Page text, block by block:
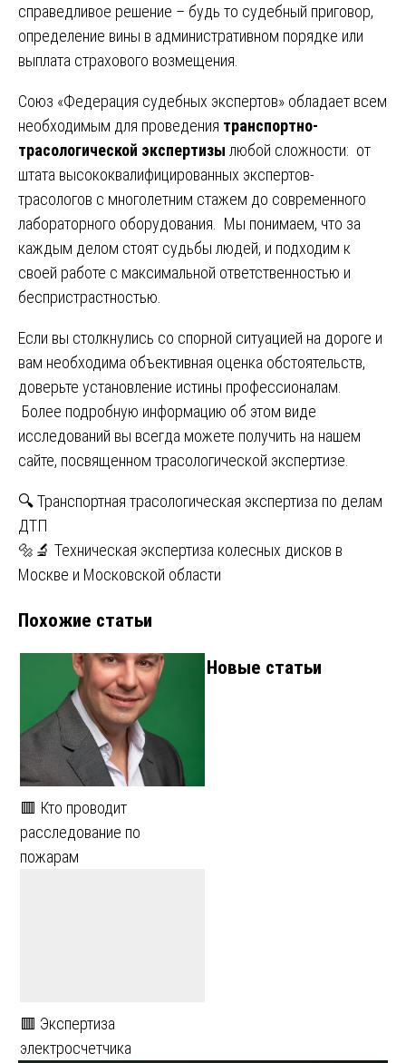
справедливое решение – будь то судебный приговор,
определение вины в административном порядке или
выплата страхового возмещения.
Союз «Федерация судебных экспертов» обладает всем
необходимым для проведения транспортно-
трасологической экспертизы любой сложности: от
штата высококвалифицированных экспертов-
трасологов с многолетним стажем до современного
лабораторного оборудования. Мы понимаем, что за
каждым делом стоят судьбы людей, и подходим к
своей работе с максимальной ответственностью и
беспристрастностью.
Если вы столкнулись со спорной ситуацией на дороге и
вам необходима объективная оценка обстоятельств,
доверьте установление истины профессионалам.
Более подробную информацию об этом виде
исследований вы всегда можете получить на нашем
сайте, посвященном трасологической экспертизе
Навигация
по
записям
🔍 Транспортная трасологическая экспертиза по делам
ДТП
🔩🔬 Техническая экспертиза колесных дисков в
Москве и Московской области
Похожие статьи
🟥 Кто проводит
расследование по
пожарам
🟥 Экспертиза
электросчетчика
Новые статьи